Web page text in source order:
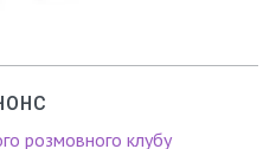
розмовного клубу